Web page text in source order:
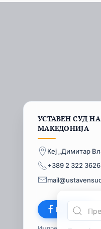
УСТАВЕН СУД
МАКЕДОНИЈА
Кеј „Димитар
+389 2 322 3626
Facebook